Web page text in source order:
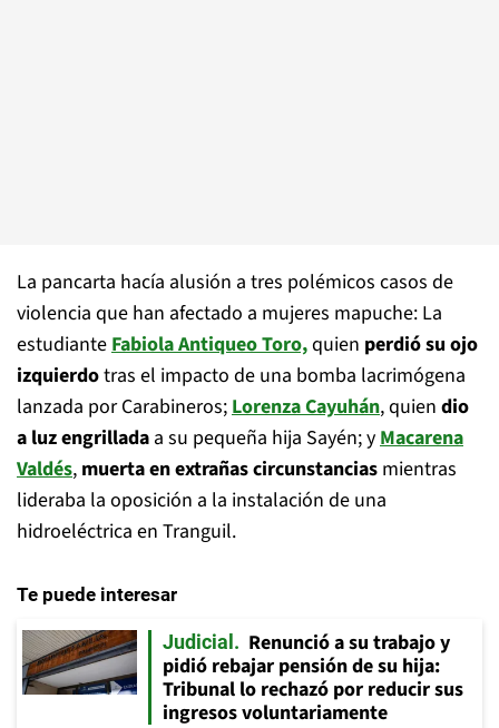
La pancarta hacía alusión a tres polémicos casos de
violencia que han afectado a mujeres mapuche: La
estudiante Fabiola Antiqueo Toro,quien perdió su ojo
izquierdotras el impacto de una bomba lacrimógena
lanzada por Carabineros; Lorenza Cayuhán, quien dio
a luz engrillada a su pequeña hija Sayén; y Macarena
Valdés, muerta en extrañas circunstancias mientras
lideraba la oposición a la instalación de una
hidroeléctrica en Tranguil.
Te puede interesar
Judicial
Renunció a su trabajo y
pidió rebajar pensión de su hija:
Tribunal lo rechazó por reducir sus
ingresos voluntariamente